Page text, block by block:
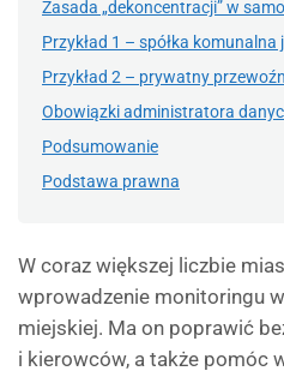
Zasada „dekoncentracji” w
Przykład 1 – spółka
Przykład 2 – prywatny
Obowiązki administratora
Podsumowanie
Podstawa prawna
W coraz większej liczbie
wprowadzenie monitoringu
miejskiej. Ma on poprawić
i kierowców, a także pomóc